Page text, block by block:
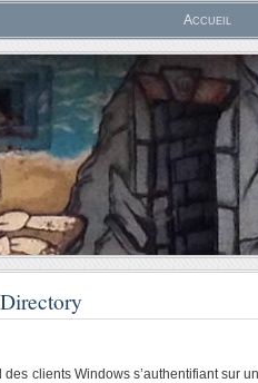
Accueil
clients Windows s’authentifiant sur